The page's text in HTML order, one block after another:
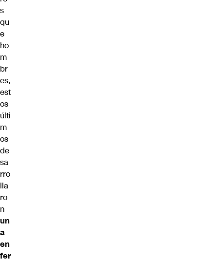
s
qu
e
ho
m
br
es,
est
os
últi
m
os
de
sa
rro
lla
ro
n
un
a
en
fer